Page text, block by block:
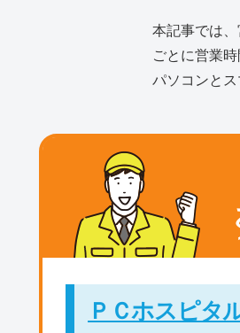
本記事では
ごとに営業
パソコンと
ＰＣホスピタ